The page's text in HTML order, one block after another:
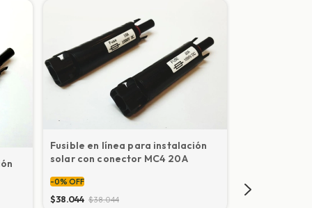
Fusible en línea para instalación
solar con conector MC4 20A
-0% OFF
$38.044 $38.044